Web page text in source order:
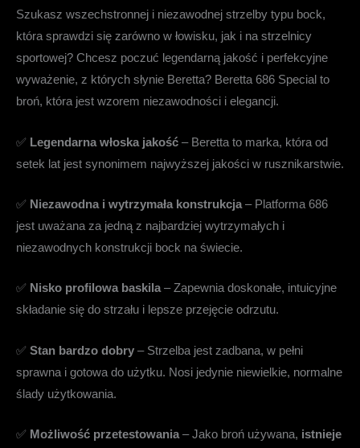
Szukasz wszechstronnej i niezawodnej strzelby typu bock,
która sprawdzi się zarówno w łowisku, jak i na strzelnicy
sportowej? Chcesz poczuć legendarną jakość i perfekcyjne
wyważenie, z których słynie Beretta? Beretta 686 Special to
broń, która jest wzorem niezawodności i elegancji.
✅ Legendarna włoska jakość – Beretta to marka, która od
setek lat jest synonimem najwyższej jakości w rusznikarstwie.
✅ Niezawodna i wytrzymała konstrukcja – Platforma 686
jest uważana za jedną z najbardziej wytrzymałych i
niezawodnych konstrukcji bock na świecie.
✅ Nisko profilowa baskila– Zapewnia doskonałe, intuicyjne
składanie się do strzału i lepsze przejęcie odrzutu.
✅ Stan bardzo dobry – Strzelba jest zadbana, w pełni
sprawna i gotowa do użytku. Nosi jedynie niewielkie, normalne
ślady użytkowania.
✅ Możliwość przetestowania – Jako broń używana, istnieje